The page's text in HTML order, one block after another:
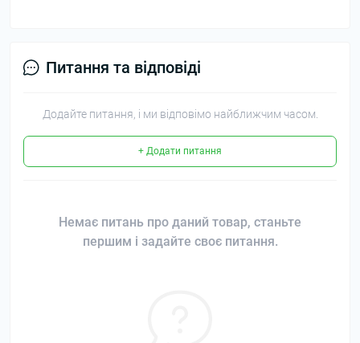
Питання та відповіді
Додайте питання, і ми відповімо найближчим часом.
+ Додати питання
Немає питань про даний товар, станьте
першим і задайте своє питання.